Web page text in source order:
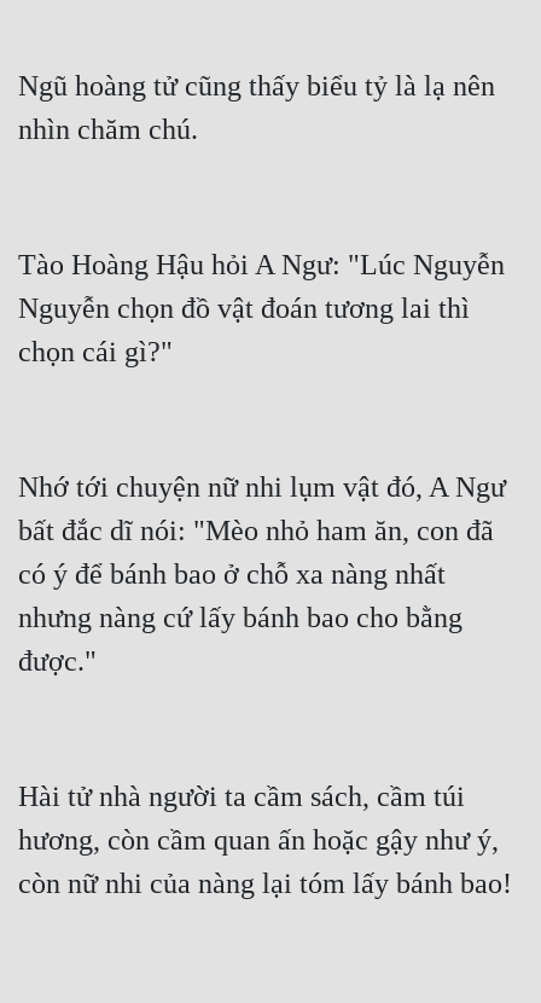
Ngũ hoàng tử cũng thấy biểu tỷ là lạ nên
nhìn chăm chú.
Tào Hoàng Hậu hỏi A Ngư: "Lúc Nguyễn
Nguyễn chọn đồ vật đoán tương lai thì
chọn cái gì?"
Nhớ tới chuyện nữ nhi lụm vật đó, A Ngư
bất đắc dĩ nói: "Mèo nhỏ ham ăn, con đã
có ý để bánh bao ở chỗ xa nàng nhất
nhưng nàng cứ lấy bánh bao cho bằng
được."
Hài tử nhà người ta cầm sách, cầm túi
hương, còn cầm quan ấn hoặc gậy như ý,
còn nữ nhi của nàng lại tóm lấy bánh bao!